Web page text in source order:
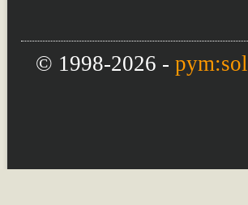
© 1998-2026 - pym:sol